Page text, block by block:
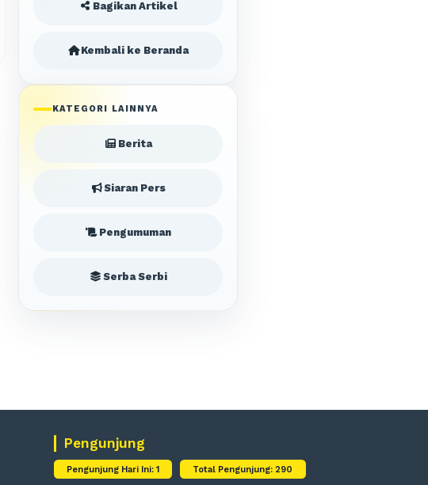
Bagikan Artikel
Kembali ke Beranda
KATEGORI LAINNYA
Berita
Siaran Pers
Pengumuman
Serba Serbi
Pengunjung
Pengunjung Hari Ini: 1 Total Pengunjung: 290